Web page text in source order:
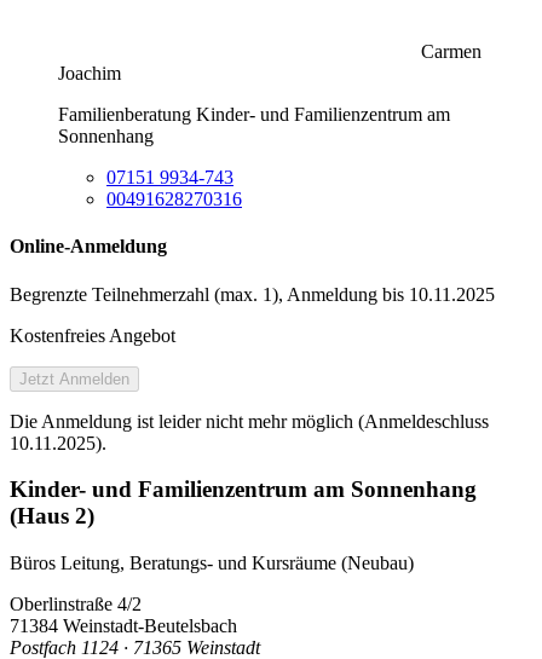
Carmen
Joachim
Familienberatung Kinder- und Familienzentrum am
Sonnenhang
07151 9934-743
00491628270316
Online-Anmeldung
Begrenzte Teilnehmer­zahl (max. 1), Anmeldung bis 10.11.2025
Kostenfreies Angebot
Jetzt Anmelden
Die Anmeldung ist leider nicht mehr möglich (Anmeldeschluss
10.11.2025).
Kinder- und Familienzentrum am Sonnenhang
(Haus 2)
Büros Leitung, Beratungs- und Kursräume (Neubau)
Oberlinstraße 4/2
71384 Weinstadt-Beutelsbach
Postfach 1124 · 71365 Weinstadt